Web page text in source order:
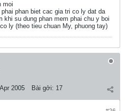
moi
phan biet cac gia tri co ly dat da
khi su dung phan mem phai chu y boi
ly (theo tieu chuan My, phuong tay)
Apr 2005 Bài gởi: 17